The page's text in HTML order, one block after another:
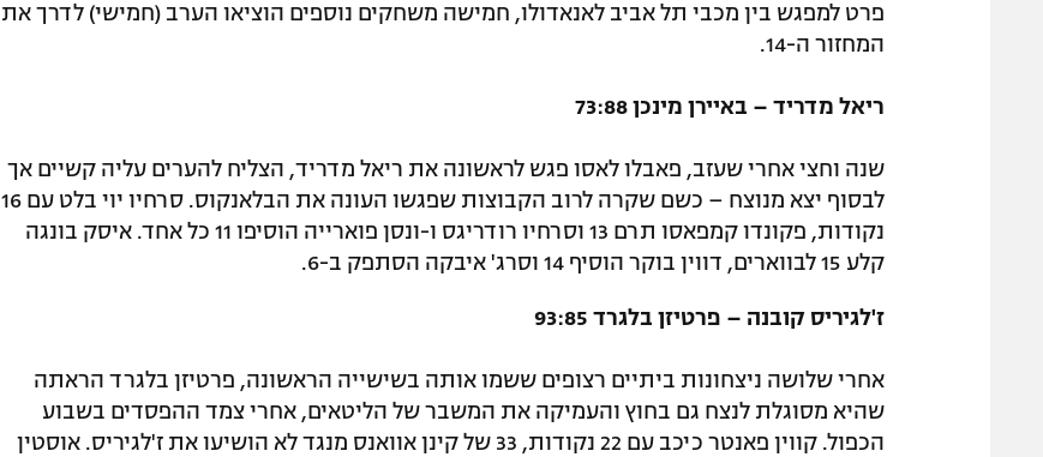
פרט למפגש בין מכבי תל אביב לאנאדולו, חמישה משחקים נוספים הוציאו הערב (חמישי) לדרך את
המחזור ה-14.
ריאל מדריד – באיירן מינכן 73:88
שנה וחצי אחרי שעזב, פאבלו לאסו פגש לראשונה את ריאל מדריד, הצליח להערים עליה קשיים אך
לבסוף יצא מנוצח – כשם שקרה לרוב הקבוצות שפגשו העונה את הבלאנקוס. סרחיו יוי בלט עם 16
נקודות, פקונדו קמפאסו תרם 13 וסרחיו רודריגס ו-ונסן פוארייה הוסיפו 11 כל אחד. איסק בונגה
קלע 15 לבווארים, דווין בוקר הוסיף 14 וסרג' איבקה הסתפק ב-6.
ז'לגיריס קובנה – פרטיזן בלגרד 93:85
אחרי שלושה ניצחונות ביתיים רצופים ששמו אותה בשישייה הראשונה, פרטיזן בלגרד הראתה
שהיא מסוגלת לנצח גם בחוץ והעמיקה את המשבר של הליטאים, אחרי צמד ההפסדים בשבוע
הכפול. קווין פאנטר כיכב עם 22 נקודות, 33 של קינן אוואנס מנגד לא הושיעו את ז'לגיריס. אוסטין